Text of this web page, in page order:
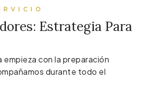
Estrategia Para
empieza con la preparación
durante todo el